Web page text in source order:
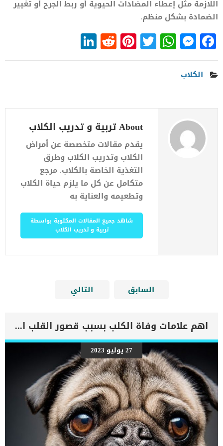
اللازمة مثل إعطاء المضادات الحيوية أو ربط الجرح أو تغيير
الضمادة بشكل منظم.
Facebook
Messenger
WhatsApp
Twitter
Pinterest
Reddit
الكلاب
About تربية و تدريب الكلاب
يقدم مقالات متخصصة عن أمراض
الكلاب وتدريب الكلاب وطرق
التغذية الخاصة بالكلاب. مرجع
متكامل عن كل ما يلزم حياة الكلاب
وتطعيمه والعناية به
شاهد جميع المقالات المكتوبة بواسطة
تربية و تدريب الكلاب
السابق التالي
اهم علامات وفاة الكلب بسبب قصور القلب الاحتقانى
27 يوليو 2023